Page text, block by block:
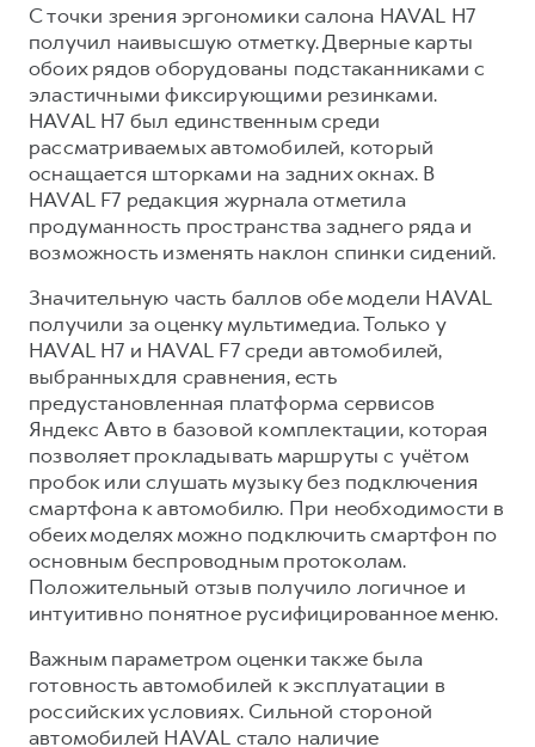
С точки зрения эргономики салона HAVAL H7
получил наивысшую отметку. Дверные карты
обоих рядов оборудованы подстаканниками с
эластичными фиксирующими резинками.
HAVAL H7 был единственным среди
рассматриваемых автомобилей, который
оснащается шторками на задних окнах. В
HAVAL F7 редакция журнала отметила
продуманность пространства заднего ряда и
возможность изменять наклон спинки сидений.
Значительную часть баллов обе модели HAVAL
получили за оценку мультимедиа. Только у
HAVAL H7 и HAVAL F7 среди автомобилей,
выбранных для сравнения, есть
предустановленная платформа сервисов
Яндекс Авто в базовой комплектации, которая
позволяет прокладывать маршруты с учётом
пробок или слушать музыку без подключения
смартфона к автомобилю. При необходимости в
обеих моделях можно подключить смартфон по
основным беспроводным протоколам.
Положительный отзыв получило логичное и
интуитивно понятное русифицированное меню.
Важным параметром оценки также была
готовность автомобилей к эксплуатации в
российских условиях. Сильной стороной
автомобилей HAVAL стало наличие